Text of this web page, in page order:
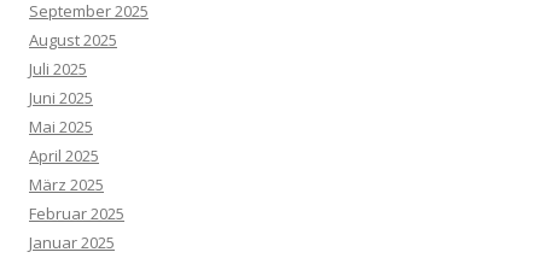
September 2025
August 2025
Juli 2025
Juni 2025
Mai 2025
April 2025
März 2025
Februar 2025
Januar 2025